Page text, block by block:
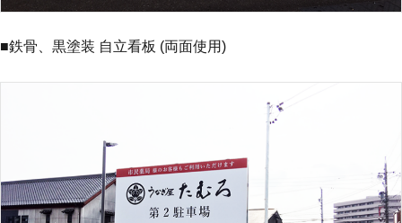
■鉄骨、黒塗装 自立看板 (両面使用)